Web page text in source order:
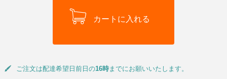
ご注文は配達希望日前日の16時までにお願いいたします。